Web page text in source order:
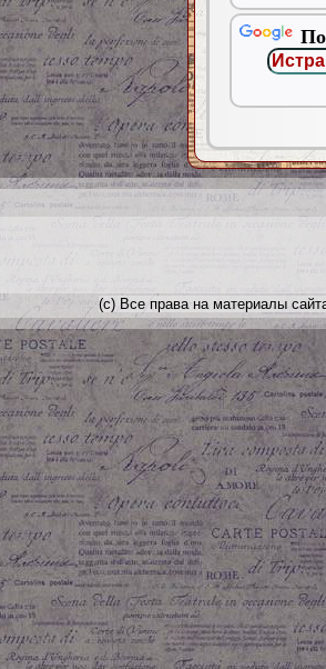
(с) Все права на материалы